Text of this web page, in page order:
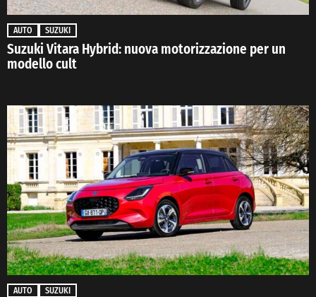
AUTO SUZUKI
Suzuki Vitara Hybrid: nuova motorizzazione per un
modello cult
AUTO SUZUKI